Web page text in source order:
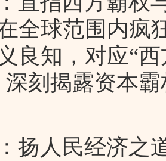
全球范围内疯
良知，对应“
深刻揭露资本
扬人民经济之